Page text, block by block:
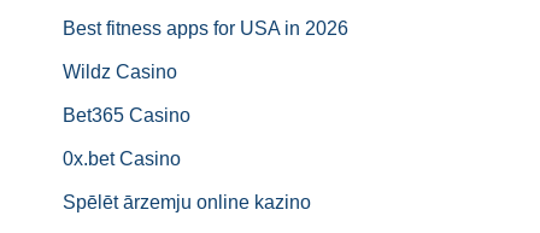
Best fitness apps for USA in 2026
Wildz Casino
Bet365 Casino
0x.bet Casino
Spēlēt ārzemju online kazino